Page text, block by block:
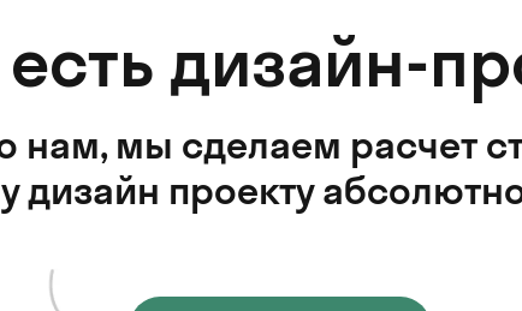
дизайн-
нам, мы сделаем расчет
дизайн проекту